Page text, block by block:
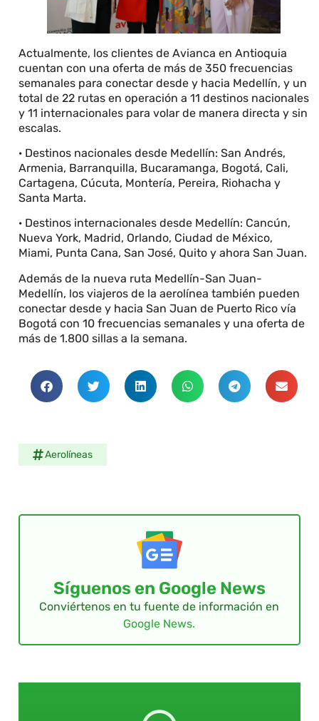
Actualmente, los clientes de Avianca en Antioquia
cuentan con una oferta de más de 350 frecuencias
semanales para conectar desde y hacia Medellín, y un
total de 22 rutas en operación a 11 destinos nacionales
y 11 internacionales para volar de manera directa y sin
escalas.
· Destinos nacionales desde Medellín: San Andrés,
Armenia, Barranquilla, Bucaramanga, Bogotá, Cali,
Cartagena, Cúcuta, Montería, Pereira, Riohacha y
Santa Marta.
· Destinos internacionales desde Medellín: Cancún,
Nueva York, Madrid, Orlando, Ciudad de México,
Miami, Punta Cana, San José, Quito y ahora San Juan.
Además de la nueva ruta Medellín-San Juan-
Medellín, los viajeros de la aerolínea también pueden
conectar desde y hacia San Juan de Puerto Rico vía
Bogotá con 10 frecuencias semanales y una oferta de
más de 1.800 sillas a la semana.
Aerolíneas
Síguenos en Google News
Conviértenos en tu fuente de información en
Google News.